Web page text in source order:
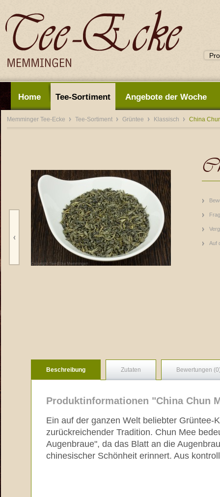
Home Tee-Sortiment Angebote der Woche
Memminger Tee-Ecke Tee-Sortiment Grüntee Klassisch China
Auf
Beschreibung Zutaten Bewertungen
Produktinformationen "China Chun
Ein auf der ganzen Welt beliebter Grüntee-
zurückreichender Tradition. Chun Mee
Augenbraue", da das Blatt an die
chinesischer Schönheit erinnert. Aus